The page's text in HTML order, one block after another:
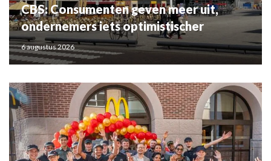
CBS: Consumenten geven meer uit,
ondernemers iets optimistischer
6 augustus 2026